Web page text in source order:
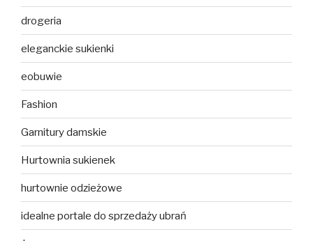
drogeria
eleganckie sukienki
eobuwie
Fashion
Garnitury damskie
Hurtownia sukienek
hurtownie odzieżowe
idealne portale do sprzedaży ubrań